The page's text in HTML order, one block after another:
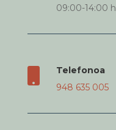
09:00-14:00 h
Telefonoa
948 635 005